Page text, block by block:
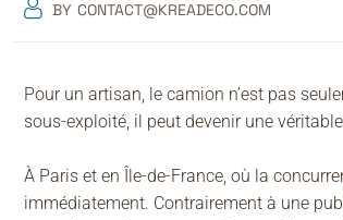
BY CONTACT@KREADECO.COM
Pour un artisan, le camion n’est pas
sous-exploité, il peut devenir une véritable
À Paris et en Île-de-France, où la
immédiatement. Contrairement à une